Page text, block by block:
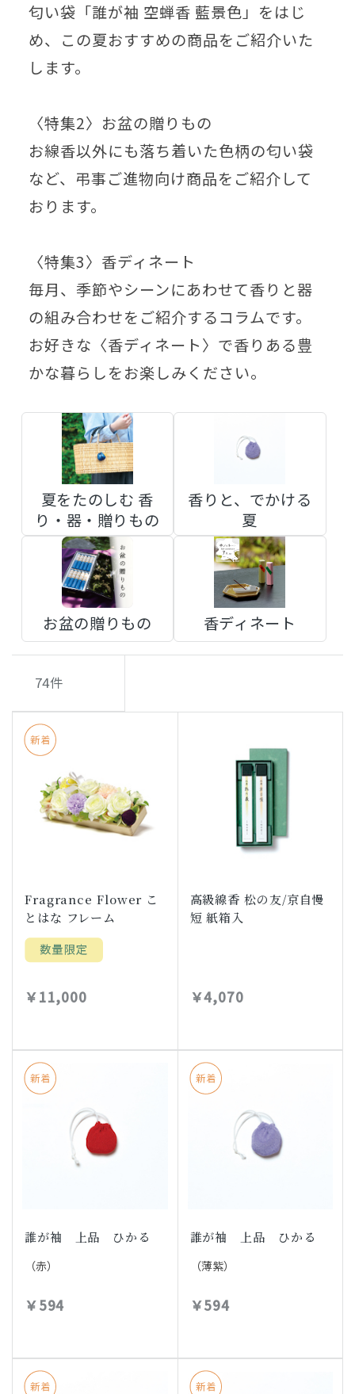
匂い袋「誰が袖 空蝉香 藍景色」をはじ
め、この夏おすすめの商品をご紹介いた
します。
〈特集2〉お盆の贈りもの
お線香以外にも落ち着いた色柄の匂い袋
など、弔事ご進物向け商品をご紹介して
おります。
〈特集3〉香ディネート
毎月、季節やシーンにあわせて香りと器
の組み合わせをご紹介するコラムです。
お好きな〈香ディネート〉で香りある豊
かな暮らしをお楽しみください。
夏をたのしむ 香
り・器・贈りもの
香りと、でかける
夏
お盆の贈りもの 香ディネート
74件
Fragrance Flower こ
とはな フレーム
￥11,000
高級線香 松の友/京自慢
短 紙箱入
￥4,070
誰が袖 上品 ひかる
（赤）
￥594
誰が袖 上品 ひかる
（薄紫）
￥594